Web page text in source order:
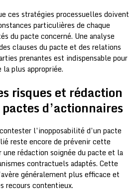
ces stratégies processuelles doivent
particulières de chaque
du pacte concerné. Une analyse
clauses du pacte et des relations
prenantes est indispensable pour
plus appropriée.
risques et rédaction
d’actionnaires
l’inopposabilité d’un pacte
reste encore de prévenir cette
rédaction soignée du pacte et la
contractuels adaptés. Cette
généralement plus efficace et
recours contentieux.